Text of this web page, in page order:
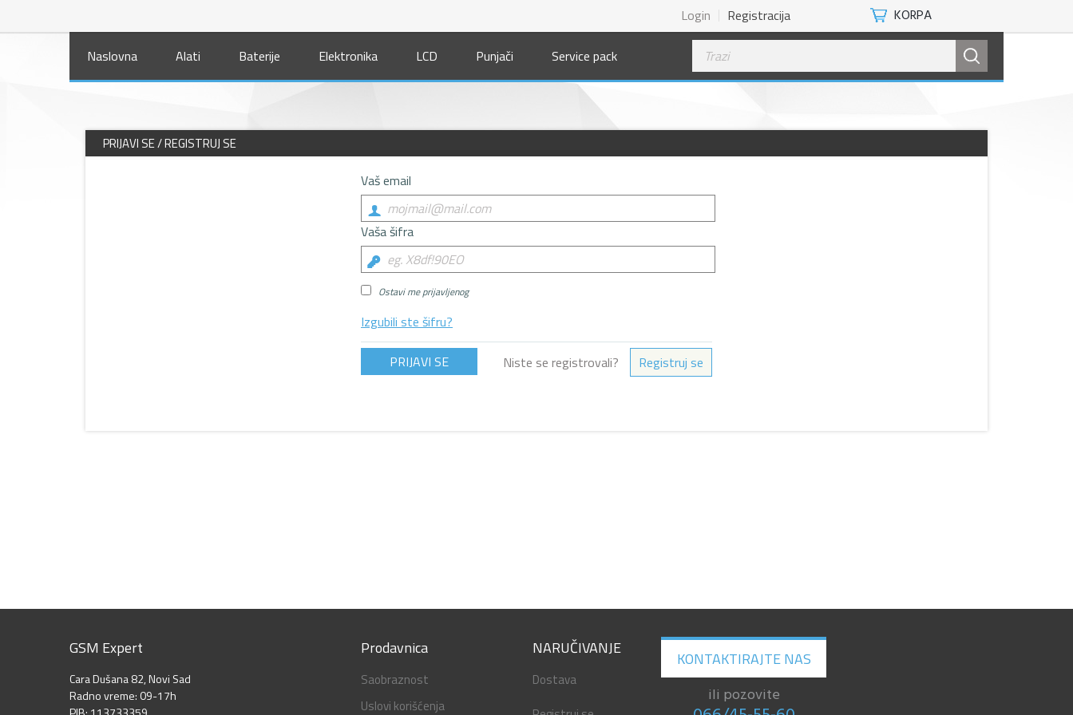
KORPA
Login Registracija
Naslovna Alati Baterije Elektronika LCD Punjači Service pack
PRIJAVI SE / REGISTRUJ SE
Vaš email
Vaša šifra
Ostavi me prijavljenog
Izgubili ste šifru?
Niste se registrovali? Registruj se
GSM Expert
Cara Dušana 82, Novi Sad
Radno vreme: 09-17h
Prodavnica
Saobraznost
Uslovi korišćenja
NARUČIVANJE
Dostava
KONTAKTIRAJTE NAS
ili pozovite